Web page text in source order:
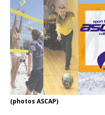
(photos ASCAP)